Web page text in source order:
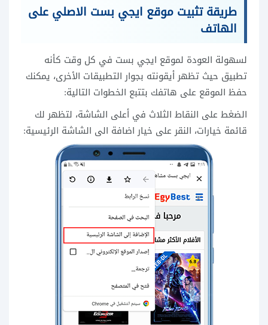
طريقة تثبيت موقع ايجي بست الاصلي على
الهاتف
لسهولة العودة لموقع ايجي بست في كل وقت كأنه
تطبيق حيث تظهر أيقونته بجوار التطبيقات الأخرى، يمكنك
حفظ الموقع على هاتفك بتتبع الخطوات التالية:
الضغط على النقاط الثلاث في أعلى الشاشة، لتظهر لك
قائمة خيارات، النقر على خيار اضافة الى الشاشة الرئيسية: